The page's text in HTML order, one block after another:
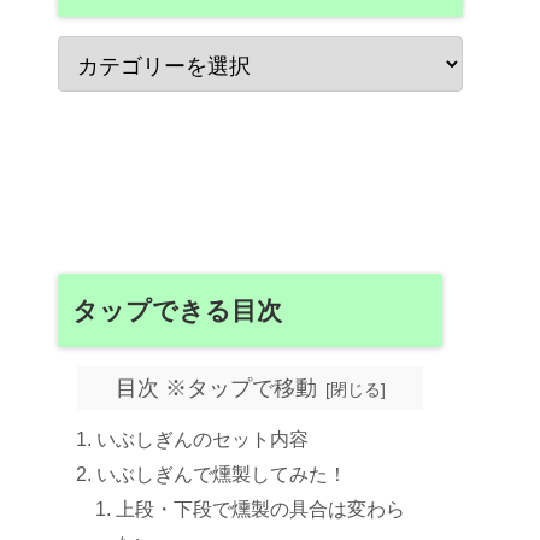
タップできる目次
目次 ※タップで移動
いぶしぎんのセット内容
いぶしぎんで燻製してみた！
上段・下段で燻製の具合は変わら